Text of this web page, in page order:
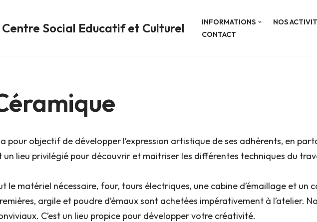
Centre Social Educatif et Culturel INFORMATIONS NOS
CONTACT
pour objectif de développer l’expression artistique de ses adhérents, en
un lieu privilégié pour découvrir et maitriser les différentes techniques du
le matériel nécessaire, four, tours électriques, une cabine d’émaillage et un
argile et poudre d’émaux sont achetées impérativement à l’atelier.
C’est un lieu propice pour développer votre créativité.